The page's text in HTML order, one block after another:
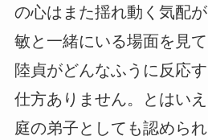
の心はまた揺れ動く気配
敏と一緒にいる場面を見て
陸貞がどんなふうに反応
仕方ありません。とはい
庭の弟子としても認めら